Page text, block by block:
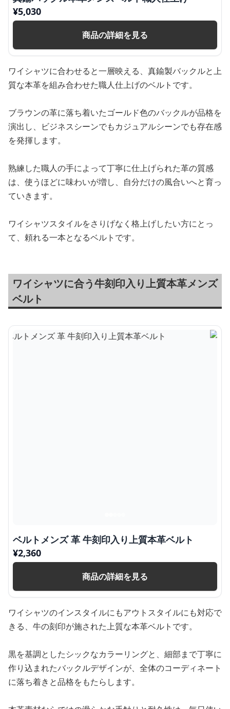
¥5,030
商品の詳細を見る
ワイシャツに合わせると一層映える、真鍮製バックルと上
質な本革を組み合わせた職人仕上げのベルトです。
ブラウンの革に落ち着いたゴールド色のバックルが品格を
演出し、ビジネスシーンでもカジュアルシーンでも存在感
を発揮します。
熟練した職人の手によって丁寧に仕上げられた革の質感
は、使うほどに味わいが増し、自分だけの風合いへと育っ
ていきます。
ワイシャツスタイルをさりげなく格上げしたい方にとっ
て、頼れる一本となるベルトです。
ワイシャツに合う牛刻印入り上質本革メンズ
ベルト
ベルトメンズ 革 牛刻印入り上質本革ベルト
¥2,360
商品の詳細を見る
ワイシャツのインスタイルにもアウトスタイルにも対応で
きる、牛の刻印が施された上質な本革ベルトです。
黒を基調としたシックなカラーリングと、細部まで丁寧に
作り込まれたバックルデザインが、全体のコーディネート
に落ち着きと品格をもたらします。